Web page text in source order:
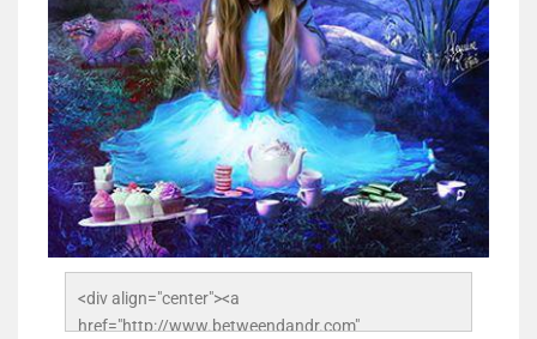
<div align="center"><a
href="http://www.betweendandr.com"